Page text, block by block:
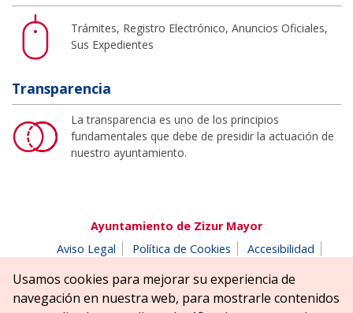
Trámites, Registro Electrónico, Anuncios Oficiales,
Sus Expedientes
Transparencia
La transparencia es uno de los principios
fundamentales que debe de presidir la actuación de
nuestro ayuntamiento.
Ayuntamiento de Zizur Mayor
Aviso Legal
Política de Cookies
Accesibilidad
Parque Erreniega parkea, s/n | 31180 Zizur Mayor-Zizur
Nagusia (NAVARRA-NAFARROA)
Usamos cookies para mejorar su experiencia de
navegación en nuestra web, para mostrarle contenidos